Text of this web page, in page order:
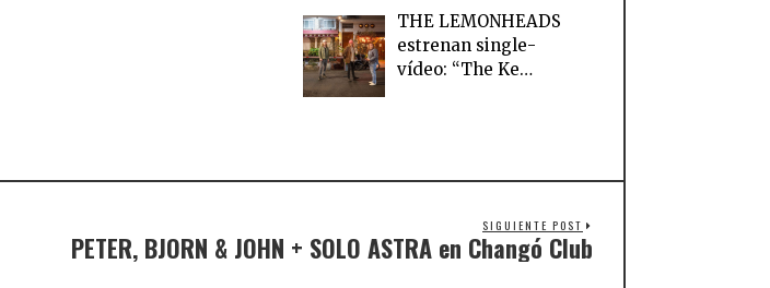
THE LEMONHEADS
estrenan single-
vídeo: “The Ke…
SIGUIENTE POST
PETER, BJORN & JOHN + SOLO ASTRA en Changó Club